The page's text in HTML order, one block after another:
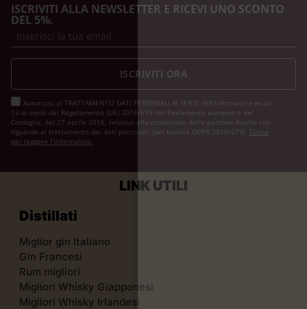
ISCRIVITI ALLA NEWSLETTER E RICEVI UNO SCONTO
DEL 5%.
Autorizzo al TRATTAMENTO DATI PERSONALI AI SENSI dell'Informativa ex art.
13 ai sensi del Regolamento (UE) 2016/679 del Parlamento europeo e del
Consiglio, del 27 aprile 2016, relativo alla protezione delle persone fisiche con
riguardo al trattamento dei dati personali (per brevità GDPR 2016/679). Clicca
per leggere l’informativa.
ISCRIVITI ORA
LINK UTILI
Distillati
Miglior gin Italiano
Gin Francesi
Rum migliori
Migliori Whisky Giapponesi
Migliori Whisky Irlandesi